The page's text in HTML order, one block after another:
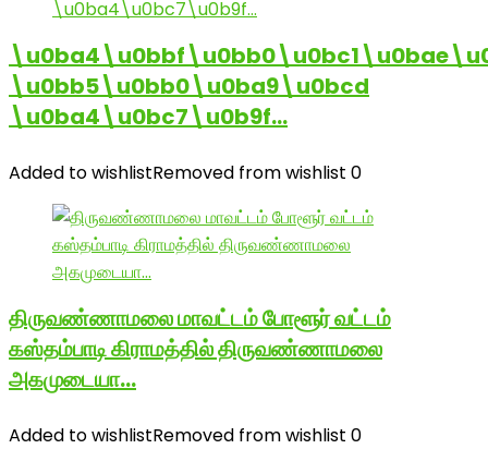
\u0bb5\u0bb0\u0ba9\u0bcd
\u0ba4\u0bc7\u0b9f…
Added to wishlistRemoved from wishlist 0
திருவண்ணாமலை மாவட்டம் போளூர் வட்டம்
கஸ்தம்பாடி கிராமத்தில் திருவண்ணாமலை
அகமுடையா…
Added to wishlistRemoved from wishlist 0